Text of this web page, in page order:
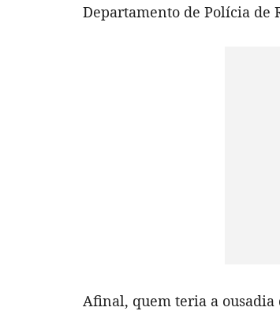
Departamento de Polícia de
Afinal, quem teria a